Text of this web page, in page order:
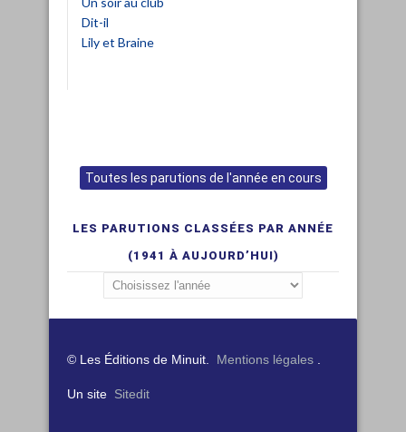
Dit-il
Lily et Braine
Toutes les parutions de l'année en cours
LES PARUTIONS CLASSÉES PAR ANNÉE
(1941 À AUJOURD’HUI)
© Les Éditions de Minuit. Mentions légales .
Un site Sitedit